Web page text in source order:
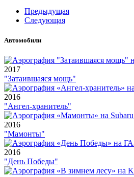
Предыдущая
Следующая
Автомобили
2017
"Затаившаяся мощь"
2016
"Ангел-хранитель"
2016
"Мамонты"
2016
"День Победы"